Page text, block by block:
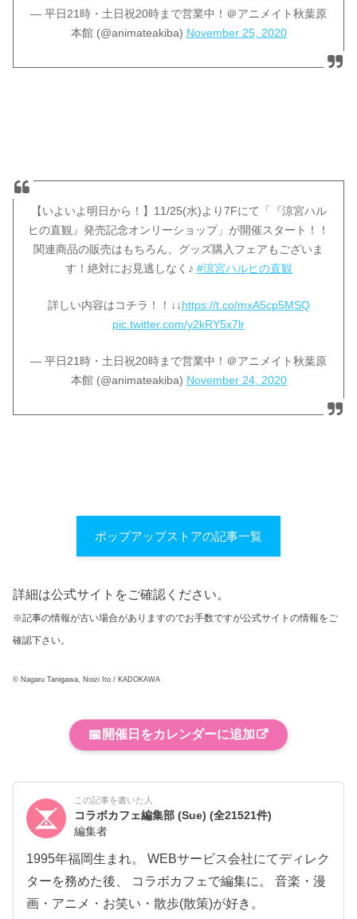
— 平日21時・土日祝20時まで営業中！＠アニメイト秋葉原
本館 (@animateakiba) November 25, 2020
【いよいよ明日から！】11/25(水)より7Fにて「『涼宮ハル
ヒの直観』発売記念オンリーショップ」が開催スタート！！
関連商品の販売はもちろん、グッズ購入フェアもございま
す！絶対にお見逃しなく♪ #涼宮ハルヒの直観
詳しい内容はコチラ！！↓↓https://t.co/mxA5cp5MSQ
pic.twitter.com/y2kRY5x7lr
— 平日21時・土日祝20時まで営業中！＠アニメイト秋葉原
本館 (@animateakiba) November 24, 2020
ポップアップストアの記事一覧
詳細は公式サイトをご確認ください。
※記事の情報が古い場合がありますのでお手数ですが公式サイトの情報をご
確認下さい。
© Nagaru Tanigawa, Noizi Ito / KADOKAWA
📅 開催日をカレンダーに追加
この記事を書いた人
コラボカフェ編集部 (Sue)(全21521件)
編集者
1995年福岡生まれ。 WEBサービス会社にてディレク
ターを務めた後、 コラボカフェで編集に。 音楽・漫
画・アニメ・お笑い・散歩(散策)が好き。